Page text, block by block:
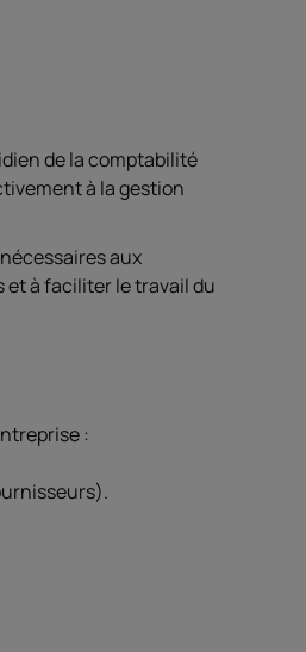
de la comptabilité
à la gestion
aux
et à faciliter le travail du
: